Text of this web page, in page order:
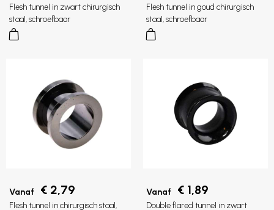
Flesh tunnel in zwart chirurgisch
staal, schroefbaar
Flesh tunnel in goud chirurgisch
staal, schroefbaar
Vanaf € 2,79
Flesh tunnel in chirurgisch staal,
Vanaf € 1,89
Double flared tunnel in zwart